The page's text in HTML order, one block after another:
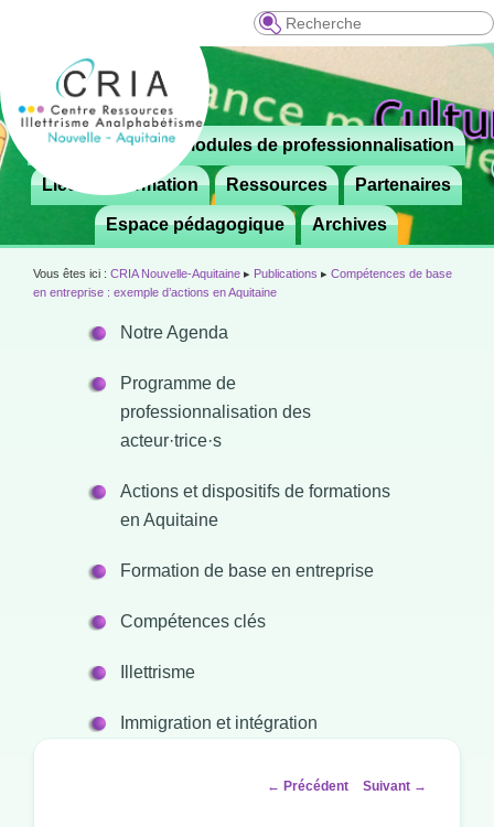
Recherche
Menu
principal
Aller
contenu
principal
 Le CRIA Modules de professionnalisation
Lieux de formation Ressources Partenaires
Espace pédagogique Archives
Vous êtes ici : CRIA Nouvelle-Aquitaine ▸ Publications ▸ Compétences de base
en entreprise : exemple d’actions en Aquitaine
Notre Agenda
Programme de
professionnalisation des
acteur·trice·s
Actions et dispositifs de formations
en Aquitaine
Formation de base en entreprise
Compétences clés
Illettrisme
Immigration et intégration
Navigation
← Précédent Suivant →